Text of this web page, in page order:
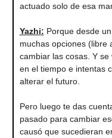
actuado solo de esa
Yazhi: Porque desde
muchas opciones (libre
cambiar las cosas. Y
en el tiempo e intentas
alterar el futuro.
Pero luego te das
pasado para cambiar
causó que sucedieran